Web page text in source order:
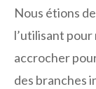
Nous étions
l’utilisant
accrocher
des branches